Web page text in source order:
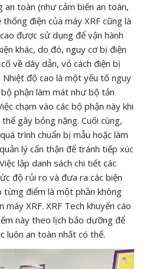
an toàn (như cảm biến an toàn,
điện của máy XRF cũng là
được sử dụng để vận hành
khác, do đó, nguy cơ bị điện
về dây dẫn, vỏ cách điện bị
độ cao là một yếu tố nguy
phận làm mát như bộ tản
chạm vào các bộ phận này khi
gây bỏng nặng. Cuối cùng,
trình chuẩn bị mẫu hoặc làm
lý cẩn thận để tránh tiếp xúc
lập danh sách chi tiết các
độ rủi ro và đưa ra các biện
điểm là một phần không
XRF. XRF Tech khuyến cáo
này theo lịch bảo dưỡng để
luôn an toàn nhất có thể.